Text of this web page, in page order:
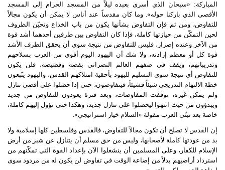
المباركة: «سبحان الذي أسرى بعبده ليلاً من المسجد الحرام إلى المسجد
الأقصى الذي باركنا حوله». وما كان مقدساً عند أناس لا يمكن أن يكون مجالاً
للتفاوض، ومن ثم فإن التفاوض بشأنها يكون من باب الخداع وتحيّن الظروف
لحين التمكّن من حيازتها كاملة، فإذا كان التفاوض بين طرفين أحدهما أشد قوة
من الآخر وعنده إصرار، فليس للتفاوض من نتيجة سوى أن يحقق الطرف الأشد
قوة كل أو معظم إرادته، ولا شك أن اليهود اليوم أقوى من العرب بسلاحهم
وتدريباتهم، ويقف في صفهم العالم النصراني بقضه وقضيضه، فلن يكون
للتفاوض أي نتيجة سوى التسليم لليهود بأحقية امتلاكهم القدس، واليهود يتّبعون
خطة الالتهام التدريجي شيئاً فشيئاً، فيتفاوضون، حتى إذا حصلوا على أقصى تنازل
ولم يمكن غيره، توقفت المفاوضات، وبعد فترة يعودون للتفاوض من جديد
ويبدؤون من حيث انتهوا ليحصلوا على تنازل جديد، وهكذا حتى تؤول إليهم كاملة،
خاصة بعد تبنّي العرب مقولة «السلام خيار استراتيجي».
إن القدس لا تصلح أن تكون مجالاً للتفاوض، فالقدس وفلسطين كلها إسلامية ولا
بد من عودتها كاملة لأصحابها، وليس من حق مسلم أن يتنازل عن شبر من أرض
الإسلام للكفار، وعلى المسلمين أن ينشغلوا الآن بإعداد القوة التي تمكّنهم من
استرداد أراضيهم بدلاً من إضاعة الوقت في تفاوض لن يكون له من مردود سوى